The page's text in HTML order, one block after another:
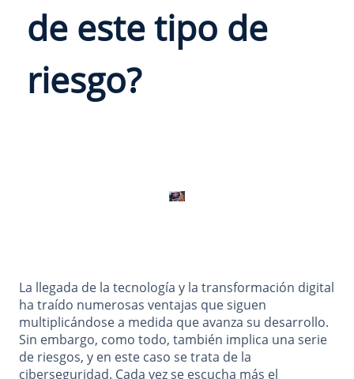
de este tipo de
riesgo?
La llegada de la tecnología y la transformación digital
ha traído numerosas ventajas que siguen
multiplicándose a medida que avanza su desarrollo.
Sin embargo, como todo, también implica una serie
de riesgos, y en este caso se trata de la
ciberseguridad. Cada vez se escucha más el